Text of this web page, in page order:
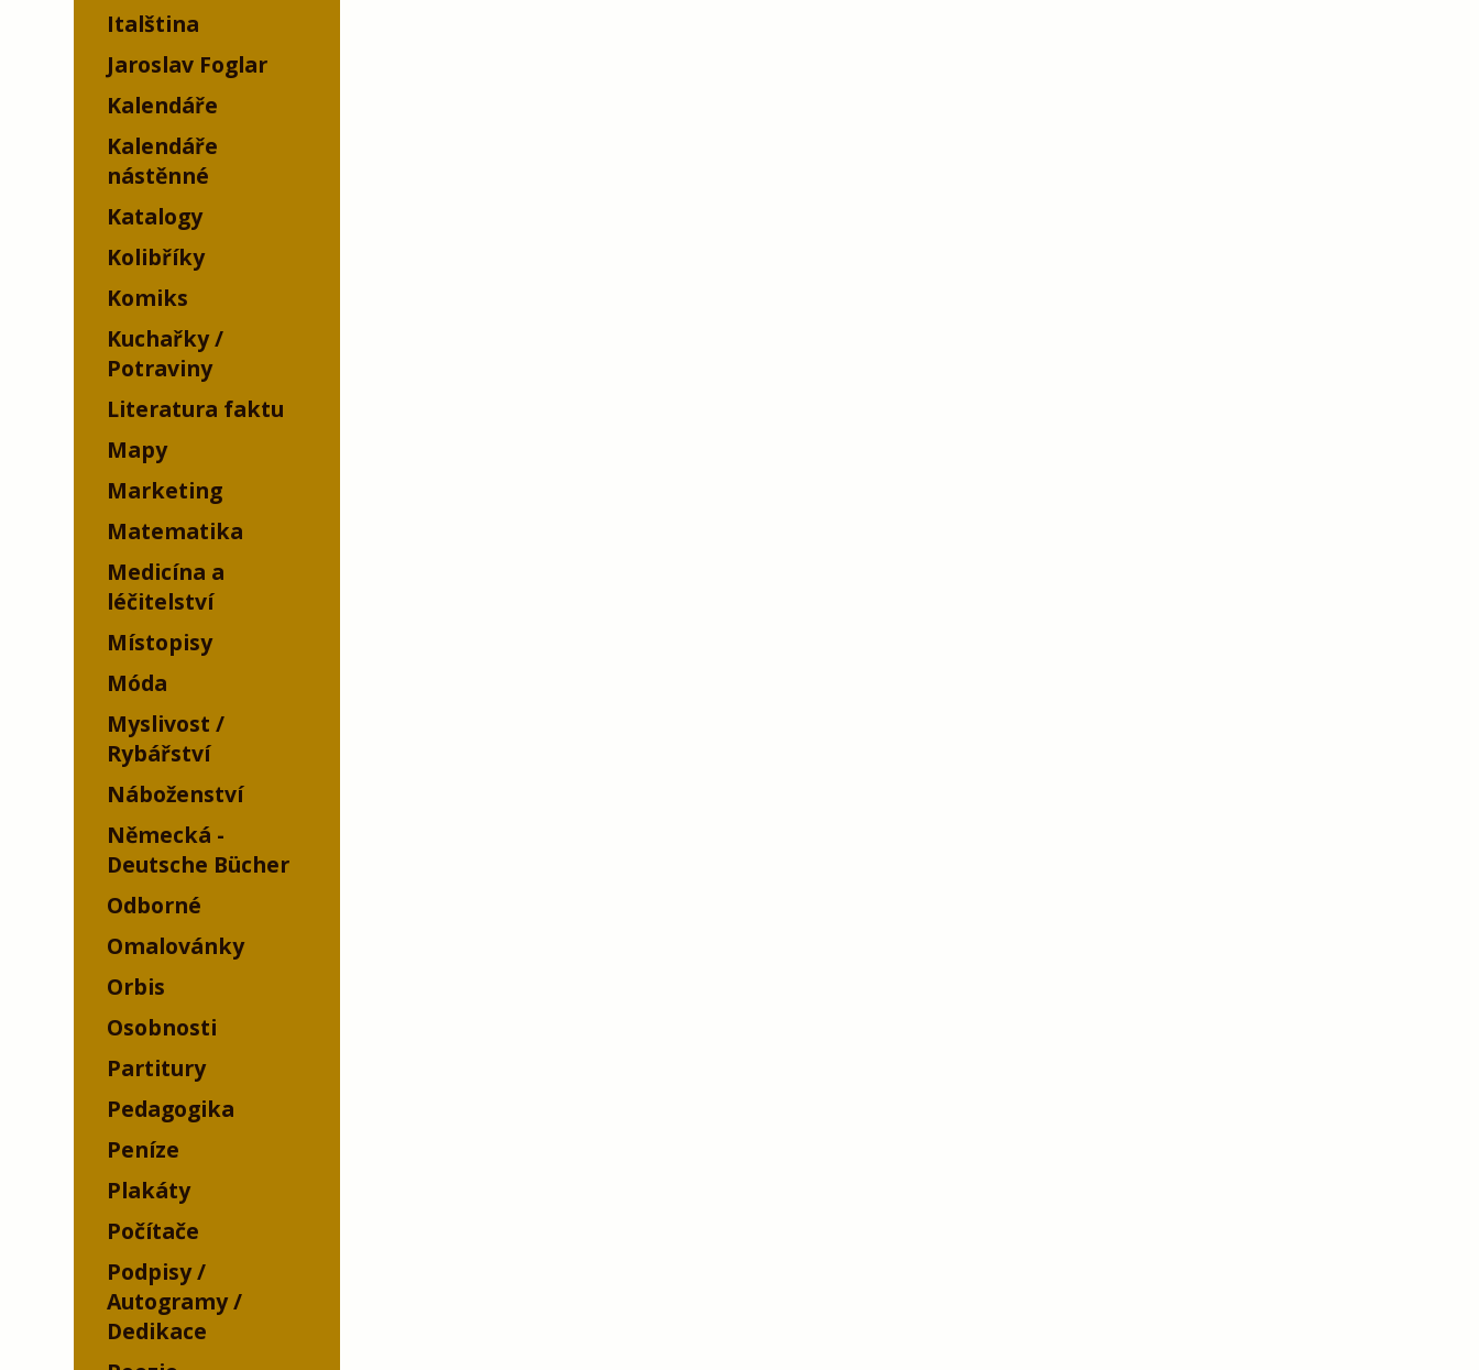
Italština
Jaroslav Foglar
Kalendáře
Kalendáře
nástěnné
Katalogy
Kolibříky
Komiks
Kuchařky /
Potraviny
Literatura faktu
Mapy
Marketing
Matematika
Medicína a
léčitelství
Místopisy
Móda
Myslivost /
Rybářství
Náboženství
Německá -
Deutsche Bücher
Odborné
Omalovánky
Orbis
Osobnosti
Partitury
Pedagogika
Peníze
Plakáty
Počítače
Podpisy /
Autogramy /
Dedikace